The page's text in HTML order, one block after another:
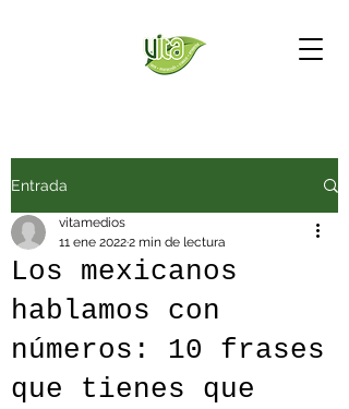
Entrada
Los mexicanos
hablamos con
números: 10 frases
que tienes que
vitamedios
11 ene 20222 min de lectura